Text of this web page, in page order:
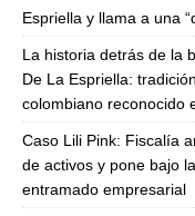
Espriella y llama a una
La historia detrás de la
De La Espriella:
colombiano reconocido
Caso Lili Pink: Fiscalía
de activos y pone bajo
entramado empresarial